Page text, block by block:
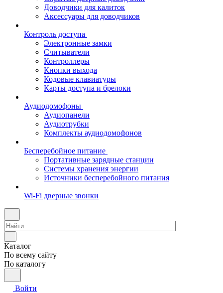
Доводчики для калиток
Аксессуары для доводчиков
Контроль доступа
Электронные замки
Считыватели
Контроллеры
Кнопки выхода
Кодовые клавиатуры
Карты доступа и брелоки
Аудиодомофоны
Аудиопанели
Аудиотрубки
Комплекты аудиодомофонов
Бесперебойное питание
Портативные зарядные станции
Системы хранения энергии
Источники бесперебойного питания
Wi-Fi дверные звонки
Каталог
По всему сайту
По каталогу
Войти